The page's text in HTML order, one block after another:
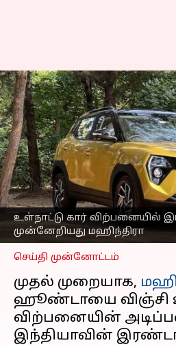
உள்நாட்டு கார் விற்பனையில்
முன்னேறியது மஹிந்திரா
ஹூண்டாயை
பின்னுக்குத்
உள்நாட்டு கார்
விற்பனையில்
இரண்டாவது
முன்னேறியது
எழுதியவர் Sekar Chinnappan Mar
செய்தி முன்னோட்டம்
முதல் முறையாக,
ஹூண்டாயை விஞ்சி
விற்பனையின்
இந்தியாவின்